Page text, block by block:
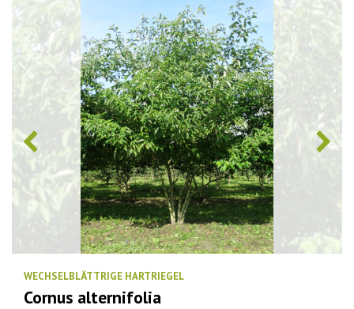
WECHSELBLÄTTRIGE HARTRIEGEL
Cornus alternifolia